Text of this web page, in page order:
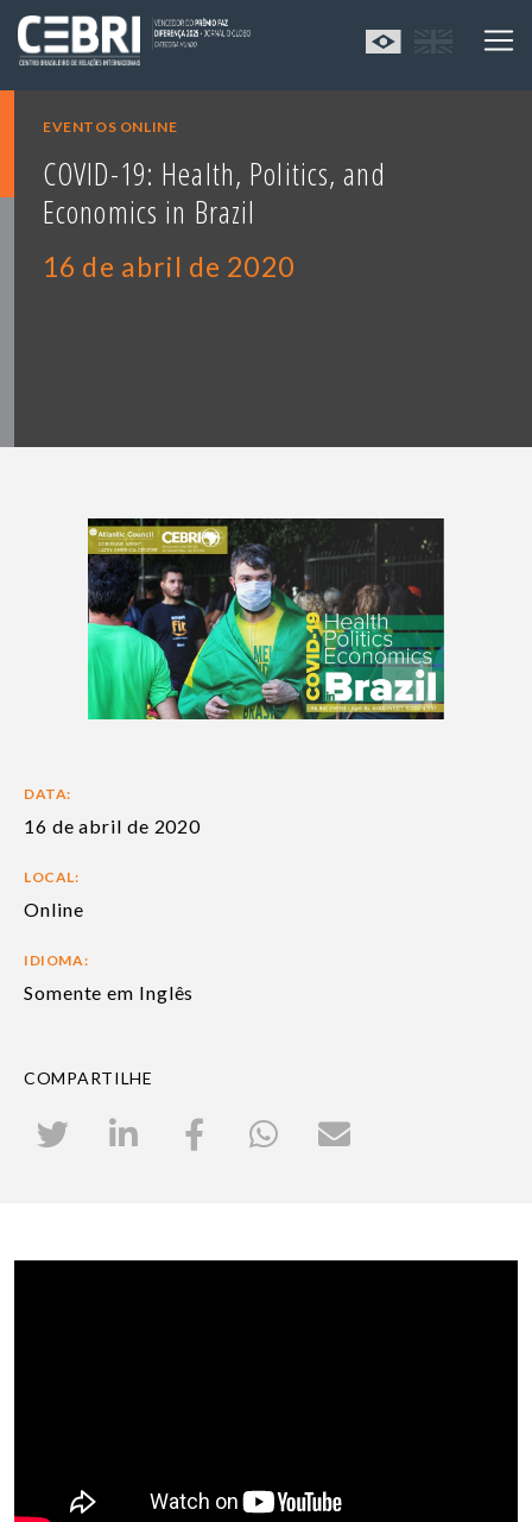
EVENTOS ONLINE
COVID-19: Health, Politics, and
Economics in Brazil
16 de abril de 2020
DATA:
16 de abril de 2020
LOCAL:
Online
IDIOMA:
Somente em Inglês
COMPARTILHE